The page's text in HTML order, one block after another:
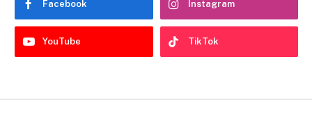
Facebook Instagram
YouTube TikTok